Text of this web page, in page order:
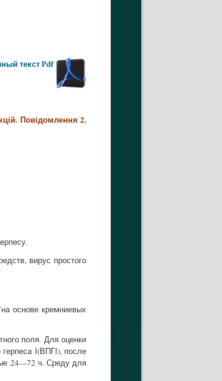
текст Pdf
Повідомлення 2.
вирус простого
основе кремниевых
поля. Для оценки
І(ВПГІ), после
24—72 ч. Среду для